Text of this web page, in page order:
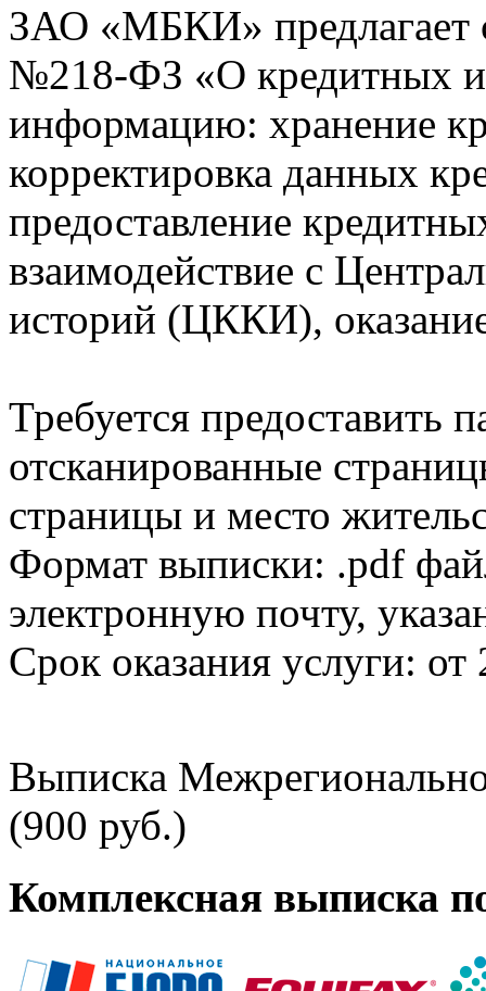
ЗАО «МБКИ» предлагает
№218-ФЗ «О кредитных
информацию: хранение
корректировка данных
предоставление
взаимодействие с
историй (ЦККИ),
Требуется предоставить
отсканированные
страницы и место
Формат выписки: .pdf
электронную почту,
Срок оказания услуги: от
Выписка
(900 руб.)
Комплексная выписка